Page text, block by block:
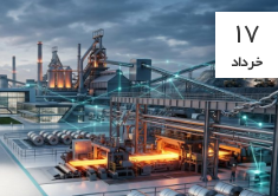
۱۷
خرداد